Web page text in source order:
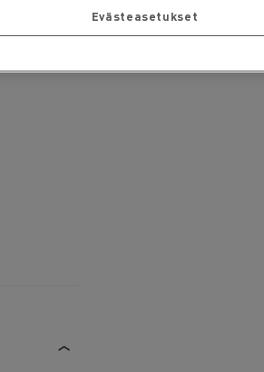
Evästeasetukset